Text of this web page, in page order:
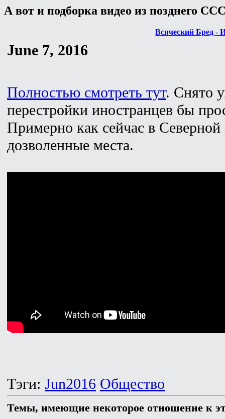
А вот и подборка видео из позднего
Всяческий Бред -
June 7, 2016
Полностью смотреть тут. Снято
перестройки иностранцев бы
Примерно как сейчас в Северной
дозволенные места.
Тэги: Jun2016 Общество
Темы, имеющие некоторое отношение к